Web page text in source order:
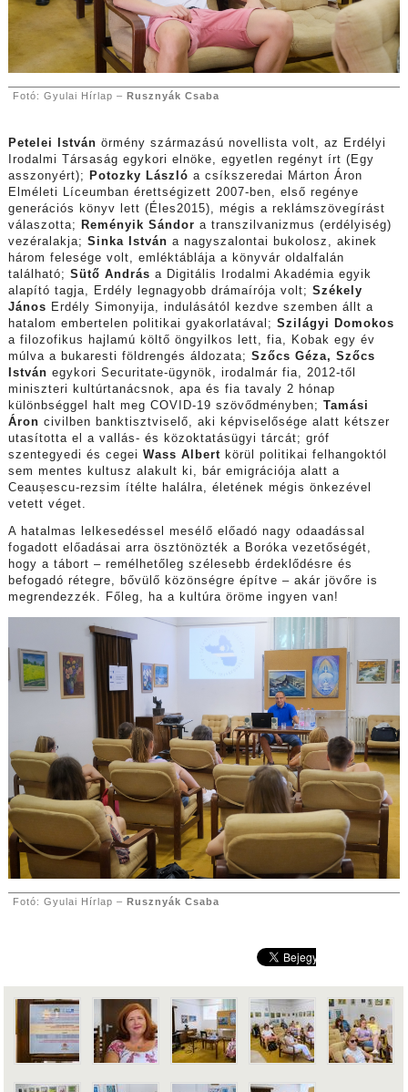
Fotó: Gyulai Hírlap – Rusznyák Csaba
Petelei István örmény származású novellista volt, az Erdélyi
Irodalmi Társaság egykori elnöke, egyetlen regényt írt (Egy
asszonyért);
Potozky László a csíkszeredai Márton Áron
Elméleti Líceumban érettségizett 2007-ben, első regénye
generációs könyv lett (Éles2015), mégis a reklámszövegírást
válaszotta;
Reményik Sándor a transzilvanizmus (erdélyiség)
vezéralakja; Sinka István a nagyszalontai bukolosz, akinek
három felesége volt, emléktáblája a könyvár oldalfalán
található; Sütő András a Digitális Irodalmi Akadémia egyik
alapító tagja, Erdély legnagyobb drámaírója volt; Székely
János Erdély Simonyija, indulásától kezdve szemben állt a
hatalom embertelen politikai gyakorlatával; Szilágyi Domokos
a filozofikus hajlamú költő öngyilkos lett, fia, Kobak egy év
múlva a bukaresti földrengés áldozata; Szőcs Géza, Szőcs
István egykori Securitate-ügynök, irodalmár fia, 2012-től
miniszteri kultúrtanácsnok, apa és fia tavaly 2 hónap
különbséggel halt meg COVID-19 szövődményben; Tamási
Áron civilben banktisztviselő, aki képviselősége alatt kétszer
utasította el a vallás- és közoktatásügyi tárcát; gróf
szentegyedi és cegei Wass Albert körül politikai felhangoktól
sem mentes kultusz alakult ki, bár emigrációja alatt a
Ceaușescu-rezsim ítélte halálra, életének mégis önkezével
vetett véget.
A hatalmas lelkesedéssel mesélő előadó nagy odaadással
fogadott előadásai arra ösztönözték a Boróka vezetőségét,
hogy a tábort – remélhetőleg szélesebb érdeklődésre és
befogadó rétegre, bővülő közönségre építve – akár jövőre is
megrendezzék. Főleg, ha a kultúra öröme ingyen van!
Fotó: Gyulai Hírlap – Rusznyák Csaba